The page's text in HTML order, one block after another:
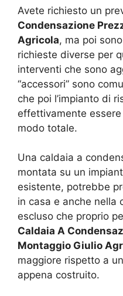
Avete richiesto un
Condensazione
Agricola, ma poi
richieste diverse per
interventi che sono
“accessori” sono
che poi l’impianto di
effettivamente
modo totale.
Una caldaia a
montata su un
esistente, potrebbe
in casa e anche nella
escluso che proprio
Caldaia A
Montaggio Giulio
maggiore rispetto a
appena costruito.